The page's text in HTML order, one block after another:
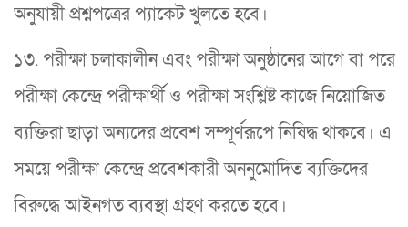
অনুযায়ী প্রশ্নপত্রের প্যাকেট খুলতে হবে।
১৩. পরীক্ষা চলাকালীন এবং পরীক্ষা অনুষ্ঠানের আগে বা পরে
পরীক্ষা কেন্দ্রে পরীক্ষার্থী ও পরীক্ষা সংশ্লিষ্ট কাজে নিয়োজিত
ব্যক্তিরা ছাড়া অন্যদের প্রবেশ সম্পূর্ণরূপে নিষিদ্ধ থাকবে। এ
সময়ে পরীক্ষা কেন্দ্রে প্রবেশকারী অননুমোদিত ব্যক্তিদের
বিরুদ্ধে আইনগত ব্যবস্থা গ্রহণ করতে হবে।